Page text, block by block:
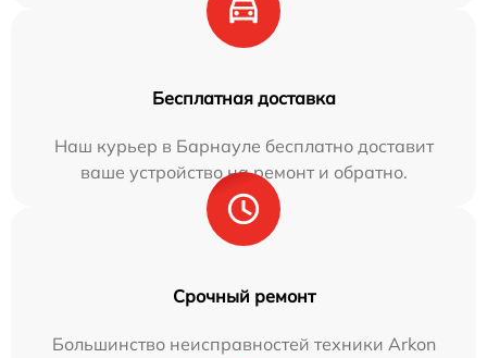
Бесплатная доставка
Наш курьер в Барнауле бесплатно доставит
ваше устройство на ремонт и обратно.
Срочный ремонт
Большинство неисправностей техники Arkon